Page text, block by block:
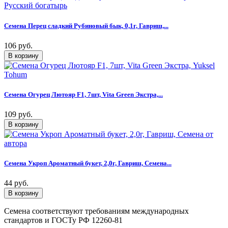
Семена Перец сладкий Рубиновый бык, 0,1г, Гавриш,...
106 руб.
Семена Огурец Лютояр F1, 7шт, Vita Green Экстра,...
109 руб.
Семена Укроп Ароматный букет, 2,0г, Гавриш, Семена...
44 руб.
Семена соответствуют требованиям международных
стандартов и ГОСТу РФ 12260-81